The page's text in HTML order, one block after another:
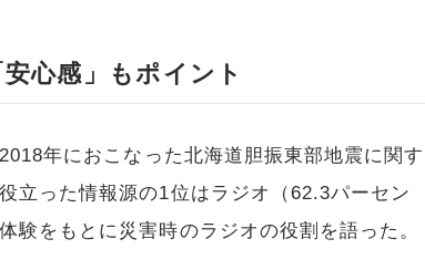
心感」もポイント
年におこなった北海道胆振東部地震に関す
立った情報源の1位はラジオ（62.3パーセン
験をもとに災害時のラジオの役割を語った。